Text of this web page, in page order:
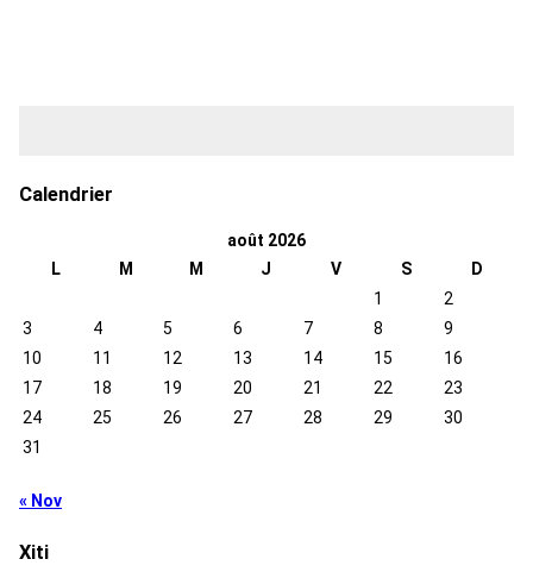
Calendrier
août 2026
L
M M J V S
D
1
2
3
4 5 6 7 8
9
10
11 12 13 14 15
16
17
18 19 20 21 22
23
24
25 26 27 28 29
30
31
« Nov
Xiti